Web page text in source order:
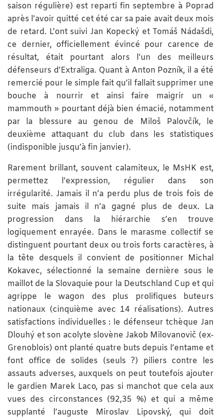
saison régulière) est reparti fin septembre à Poprad
après l’avoir quitté cet été car sa paie avait deux mois
de retard. L’ont suivi Jan Kopecký et Tomáš Nádašdi,
ce dernier, officiellement évincé pour carence de
résultat, était pourtant alors l’un des meilleurs
défenseurs d’Extraliga. Quant à Anton Pozník, il a été
remercié pour le simple fait qu’il fallait supprimer une
bouche à nourrir et ainsi faire maigrir un «
mammouth » pourtant déjà bien émacié, notamment
par la blessure au genou de Miloš Palovčík, le
deuxième attaquant du club dans les statistiques
(indisponible jusqu’à fin janvier).
Rarement brillant, souvent calamiteux, le MsHK est,
permettez l’expression, régulier dans son
irrégularité. Jamais il n’a perdu plus de trois fois de
suite mais jamais il n’a gagné plus de deux. La
progression dans la hiérarchie s’en trouve
logiquement enrayée. Dans le marasme collectif se
distinguent pourtant deux ou trois forts caractères, à
la tête desquels il convient de positionner Michal
Kokavec, sélectionné la semaine dernière sous le
maillot de la Slovaquie pour la Deutschland Cup et qui
agrippe le wagon des plus prolifiques buteurs
nationaux (cinquième avec 14 réalisations). Autres
satisfactions individuelles : le défenseur tchèque Jan
Dlouhý et son acolyte slovène Jakob Milovanovič (ex-
Grenoblois) ont planté quatre buts depuis l’entame et
font office de solides (seuls ?) piliers contre les
assauts adverses, auxquels on peut toutefois ajouter
le gardien Marek Laco, pas si manchot que cela aux
vues des circonstances (92,35 %) et qui a même
supplanté l’auguste Miroslav Lipovský, qui doit